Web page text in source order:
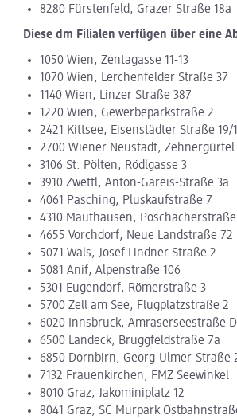
8280 Fürstenfeld, Grazer Straße 18a
Diese dm Filialen verfügen über eine
1050 Wien, Zentagasse 11-13
1070 Wien, Lerchenfelder Straße 37
1140 Wien, Linzer Straße 387
1220 Wien, Gewerbeparkstraße 2
2421 Kittsee, Eisenstädter Straße 19/
2700 Wiener Neustadt, Zehnergürtel
3106 St. Pölten, Rödlgasse 3
3910 Zwettl, Anton-Gareis-Straße 3a
4061 Pasching, Pluskaufstraße 7
4310 Mauthausen, Poschacherstraße
4655 Vorchdorf, Neue Landstraße 72
5071 Wals, Josef Lindner Straße 2
5081 Anif, Alpenstraße 106
5301 Eugendorf, Römerstraße 3
5700 Zell am See, Flugplatzstraße 2
6020 Innsbruck, Amraserseestraße
6500 Landeck, Bruggfeldstraße 7a
6850 Dornbirn, Georg-Ulmer-Straße
7132 Frauenkirchen, FMZ Seewinkel
8010 Graz, Jakominiplatz 12
8041 Graz, SC Murpark